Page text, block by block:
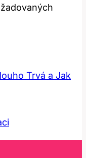
Trvá a Jak